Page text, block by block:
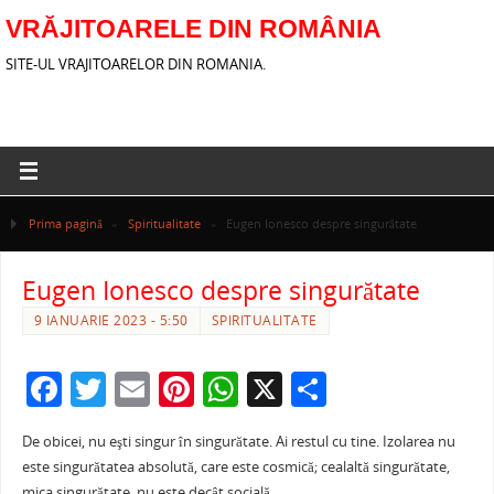
VRĂJITOARELE DIN ROMÂNIA
SITE-UL VRAJITOARELOR DIN ROMANIA.
Prima pagină » Spiritualitate » Eugen Ionesco despre singurătate
Eugen Ionesco despre singurătate
9 IANUARIE 2023 - 5:50 SPIRITUALITATE
F
a
c
T
w
itt
E
m
ai
Pi
nt
er
W
h
at
X P
ar
ta
De obicei, nu eşti singur în singurătate. Ai restul cu tine. Izolarea nu
este singurătatea absolută, care este cosmică; cealaltă singurătate,